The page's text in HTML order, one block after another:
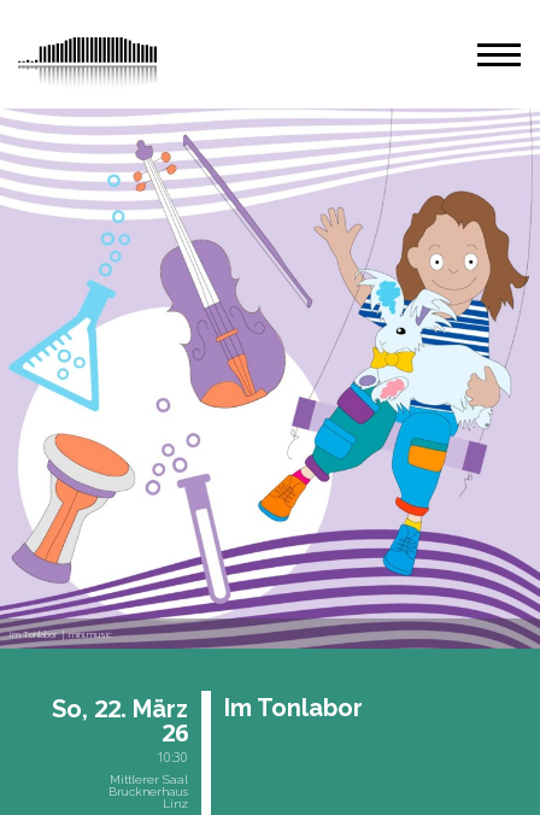
Im Tonlabor | mini.music
So, 22. März
26
10:30
Mittlerer Saal
Brucknerhaus
Linz
Im Ton­la­bor